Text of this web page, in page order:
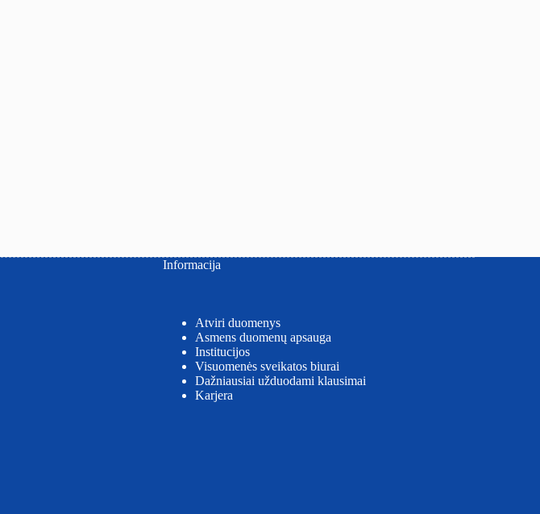
Informacija
Atviri duomenys
Asmens duomenų apsauga
Institucijos
Visuomenės sveikatos biurai
Dažniausiai užduodami klausimai
Karjera